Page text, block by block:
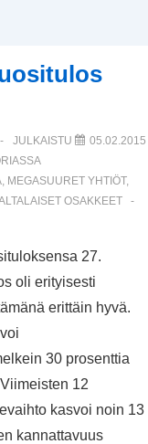
JULKAISTU
05.02.2015
, MEGASUURET YHTIÖT,
OSAKKEET
27.
oli erityisesti
erittäin hyvä.
30 prosenttia
12
kasvoi noin 13
kannattavuus